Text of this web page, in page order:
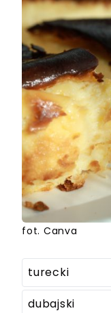
fot. Canva
turecki
dubajski